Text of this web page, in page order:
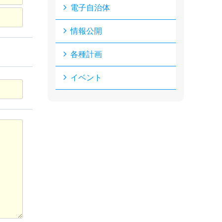
電子自治体
情報公開
各種計画
イベント